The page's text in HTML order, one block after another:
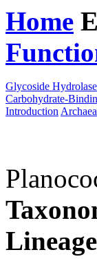
Home
Glycoside
Carbohydrate-
Introduction Archaea
Lineage